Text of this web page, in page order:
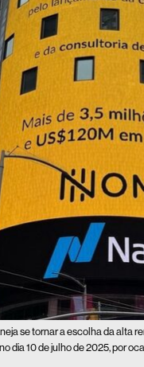
se tornar a escolha da alta
dia 10 de julho de 2025, por